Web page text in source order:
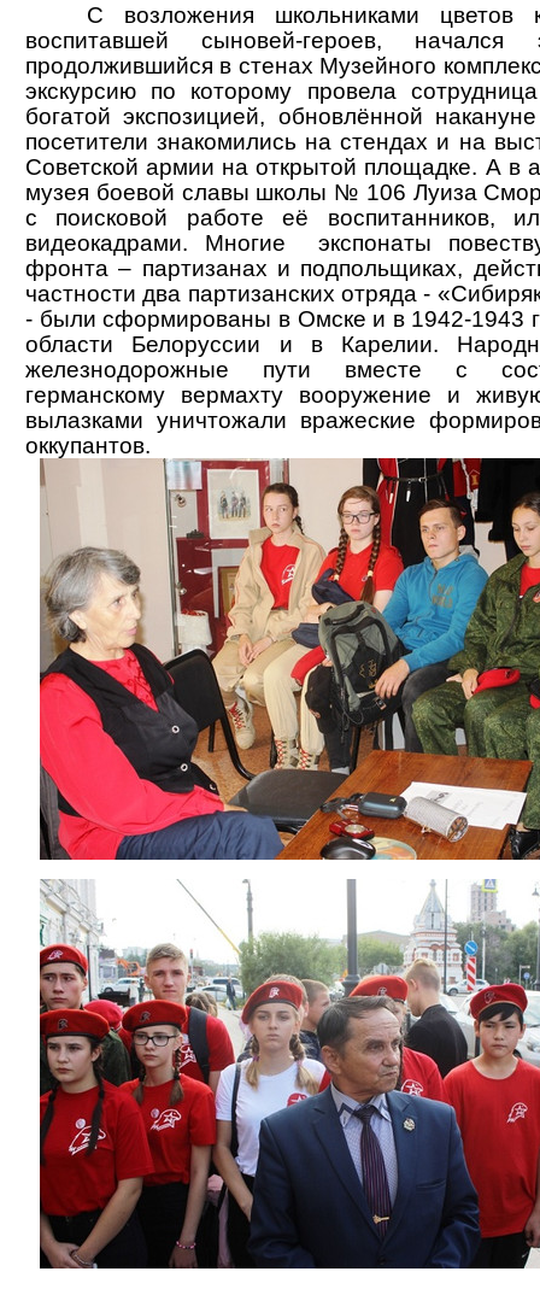
С возложения школьниками цветов к
воспитавшей сыновей-героев,
продолжившийся в стенах Музейного
экскурсию по которому провела
богатой экспозицией, обновлённой
посетители знакомились на стендах и на
Советской армии на открытой площадке. А в
музея боевой славы школы № 106 Луиза
с поисковой работе её воспитанников,
видеокадрами. Многие экспонаты
фронта – партизанах и подпольщиках,
частности два партизанских отряда -
- были сформированы в Омске и в 1942-1943
области Белоруссии и в Карелии.
железнодорожные пути вместе с
германскому вермахту вооружение и
вылазками уничтожали вражеские
оккупантов.